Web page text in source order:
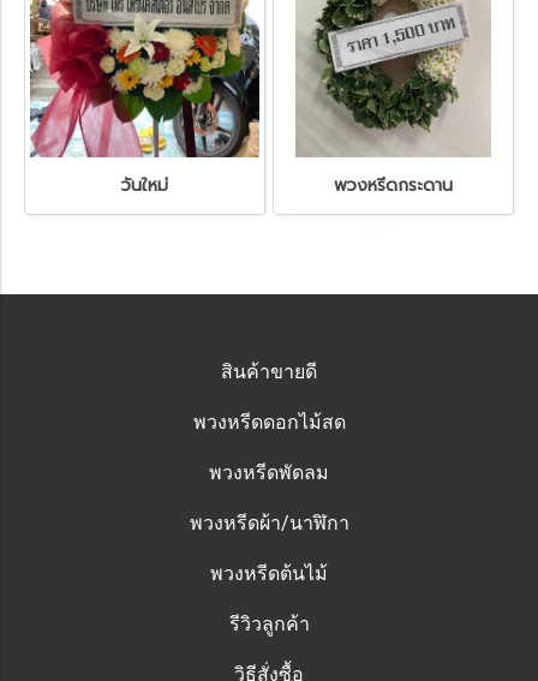
วันใหม่ พวงหรีดกระดาน
สินค้าขายดี
พวงหรีดดอกไม้สด
พวงหรีดพัดลม
พวงหรีดผ้า/นาฬิกา
พวงหรีดต้นไม้
รีวิวลูกค้า
วิธีสั่งซื้อ